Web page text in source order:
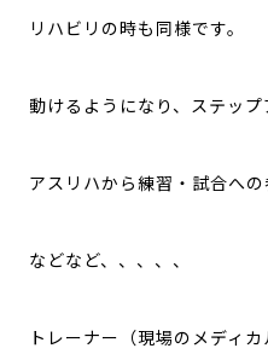
リハビリの時も同様です。
動けるようになり、ステッ
アスリハから練習・試合への
などなど、、、、、
トレーナー（現場のメディ